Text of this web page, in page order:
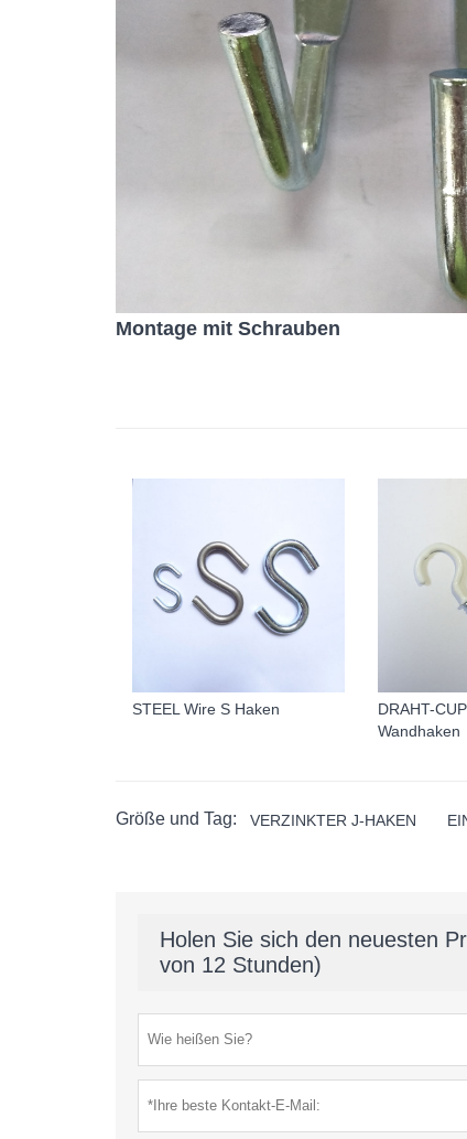
Montage mit Schrauben
STEEL Wire S Haken
DRAHT-
Wandhaken
Größe und Tag: VERZINKTER J-HAKEN
Holen Sie sich den neuesten
von 12 Stunden)